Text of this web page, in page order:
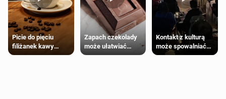
Picie do pięciu
filiżanek kawy
dziennie jest
Zapach czekolady
może ułatwiać
trening siłowy
Kontakt z kulturą
może spowalniać
starzenie